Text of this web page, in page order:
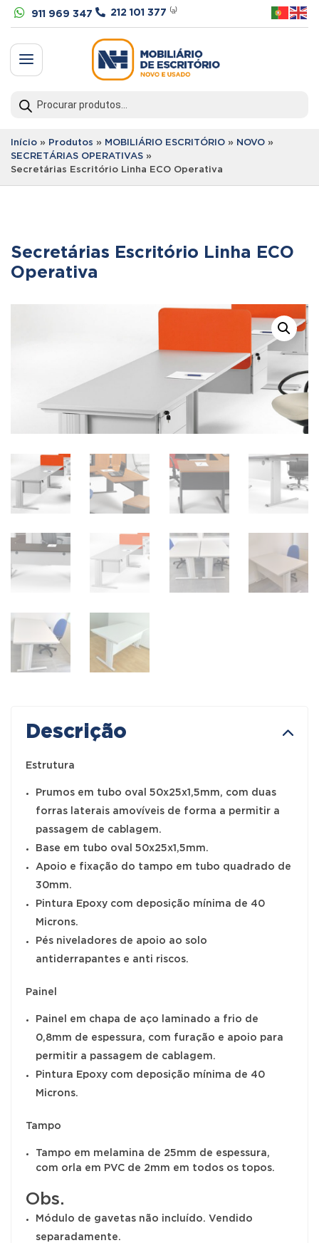
 911 969 347  212 101 377 ⁽ᵃ⁾
a
search
Início » Produtos » MOBILIÁRIO ESCRITÓRIO » NOVO »
SECRETÁRIAS OPERATIVAS »
Secretárias Escritório Linha ECO Operativa
Secretárias Escritório Linha ECO
Operativa
Descrição
Estrutura
Prumos em tubo oval 50x25x1,5mm, com duas
forras laterais amovíveis de forma a permitir a
passagem de cablagem.
Base em tubo oval 50x25x1,5mm.
Apoio e fixação do tampo em tubo quadrado de
30mm.
Pintura Epoxy com deposição mínima de 40
Microns.
Pés niveladores de apoio ao solo
antiderrapantes e anti riscos.
Painel
Painel em chapa de aço laminado a frio de
0,8mm de espessura, com furação e apoio para
permitir a passagem de cablagem.
Pintura Epoxy com deposição mínima de 40
Microns.
Tampo
Tampo em melamina de 25mm de espessura,
com orla em PVC de 2mm em todos os topos.
Obs.
Módulo de gavetas não incluído. Vendido
separadamente.